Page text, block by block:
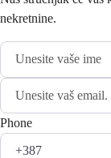
nekretnine.
Phone